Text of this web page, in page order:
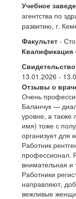
Учебное
агентства по
развитию, г.
Факультет -
Квалификация
13.01.2026 -
Отзывы о
Очень
Баланчук —
уровне, а также
имя) тоже с
организует для
Работник
профессионал.
внимательная и
Работники
направляют,
вежливые